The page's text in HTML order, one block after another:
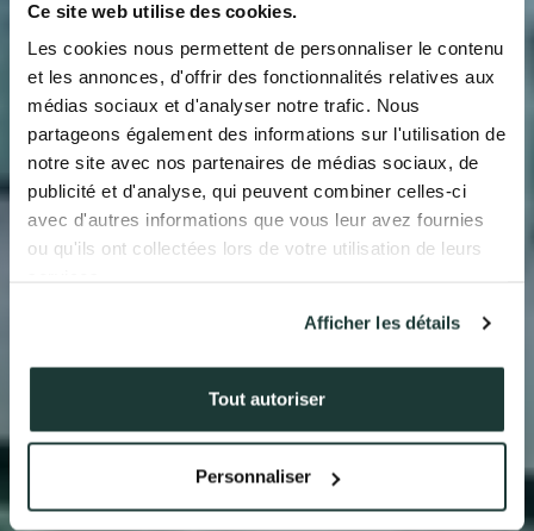
Ce site web utilise des cookies.
Les cookies nous permettent de personnaliser le contenu
et les annonces, d'offrir des fonctionnalités relatives aux
médias sociaux et d'analyser notre trafic. Nous
partageons également des informations sur l'utilisation de
notre site avec nos partenaires de médias sociaux, de
publicité et d'analyse, qui peuvent combiner celles-ci
avec d'autres informations que vous leur avez fournies
ou qu'ils ont collectées lors de votre utilisation de leurs
Afficher les détails
Tout autoriser
Personnaliser
QUI SOMMES-NOUS ?
L’EXPERTISE AURIL
NOS RÉALISATIONS
ACTUALITÉS
COMPTE CLIENT
41 av. François Mitterrand
+33(0)4.58.09.05.00